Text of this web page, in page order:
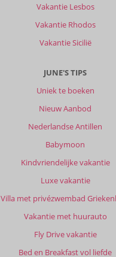
Vakantie Lesbos
Vakantie Rhodos
Vakantie Sicilië
JUNE'S TIPS
Uniek te boeken
Nieuw Aanbod
Nederlandse Antillen
Babymoon
Kindvriendelijke vakantie
Luxe vakantie
Villa met privézwembad
Vakantie met huurauto
Fly Drive vakantie
Bed en Breakfast vol liefde